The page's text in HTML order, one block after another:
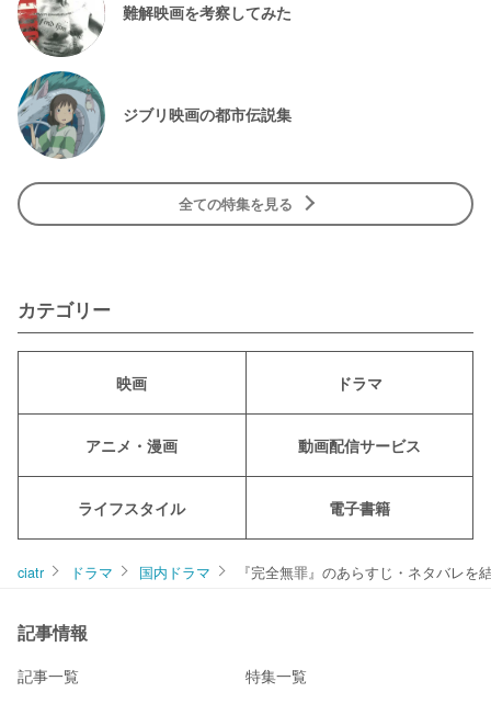
難解映画を考察してみた
ジブリ映画の都市伝説集
全ての特集を見る
カテゴリー
映画 ドラマ
アニメ・漫画 動画配信サービス
ライフスタイル 電子書籍
ciatr ドラマ 国内ドラマ 『完全無罪』のあらすじ・ネタバレ
記事情報
記事一覧 特集一覧